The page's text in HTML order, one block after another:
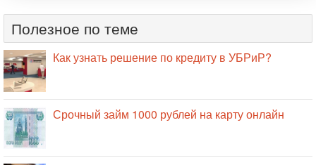
Полезное по теме
Как узнать решение по кредиту в УБРиР?
Срочный займ 1000 рублей на карту онлайн